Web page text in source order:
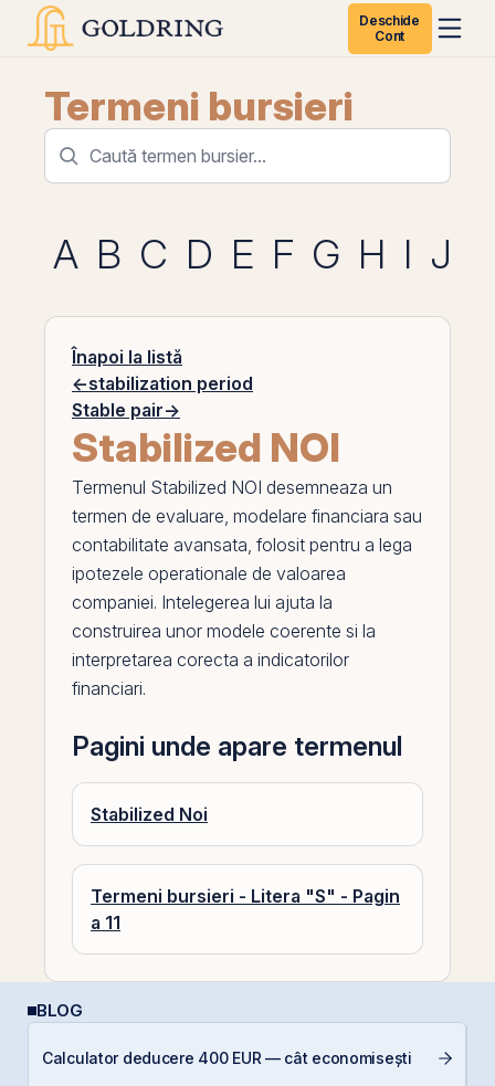
Deschide
Cont
Termeni bursieri
A B C D E F G H I J
Înapoi la listă
←stabilization period
Stable pair→
Stabilized NOI
Termenul Stabilized NOI desemneaza un
termen de evaluare, modelare financiara sau
contabilitate avansata, folosit pentru a lega
ipotezele operationale de valoarea
companiei. Intelegerea lui ajuta la
construirea unor modele coerente si la
interpretarea corecta a indicatorilor
financiari.
Pagini unde apare termenul
Stabilized Noi
Termeni bursieri - Litera "S" - Pagin
a 11
BLOG
Calculator deducere 400 EUR — cât economisești